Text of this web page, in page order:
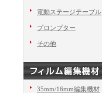
電動ステージテーブル
プロンプター
その他
35mm/16mm編集機材